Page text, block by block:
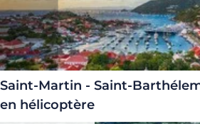
Saint-Martin - Saint-
en hélicoptère